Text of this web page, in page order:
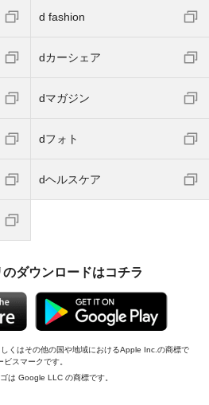
d fashion
dカーシェア
dマガジン
dフォト
dヘルスケア
ダウンロードはコチラ
くはその他の国や地域におけるApple Inc.の商標で
スマークです。
は Google LLC の商標です。